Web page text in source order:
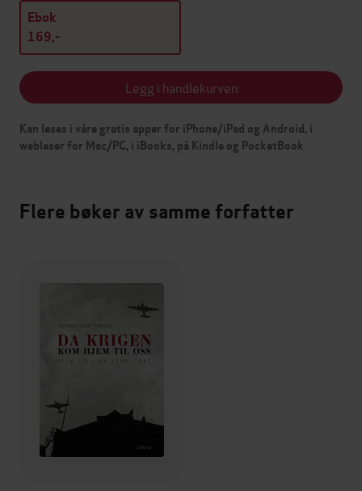
Ebok
169,-
Legg i handlekurven
Kan leses i våre gratis apper for iPhone/iPad og Android, i
webleser for Mac/PC, i iBooks, på Kindle og PocketBook
Flere bøker av samme forfatter